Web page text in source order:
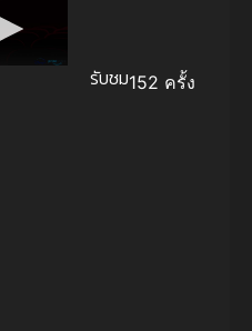
รับชม152 ครั้ง